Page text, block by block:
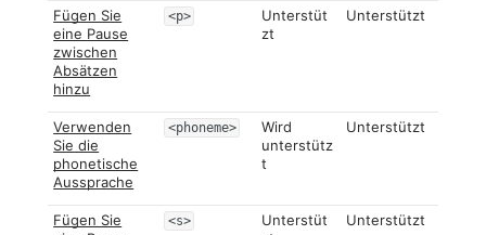
Fügen Sie
eine Pause
zwischen
Absätzen
hinzu
<p>
Unterstüt
zt
Unterstützt
Verwenden
Sie die
phonetische
Aussprache
<phoneme>
Wird
unterstütz
t
Unterstützt
Fügen Sie
<s>
Unterstüt
Unterstützt